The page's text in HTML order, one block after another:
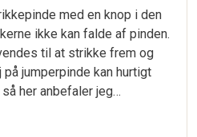
med en knop i den
ikke kan falde af pinden.
til at strikke frem og
jumperpinde kan hurtigt
her anbefaler jeg…